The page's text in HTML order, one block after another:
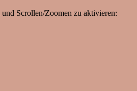
Scrollen/Zoomen zu aktivieren: